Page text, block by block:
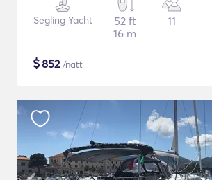
Segling Yacht
52 ft
16 m
11
$852/natt